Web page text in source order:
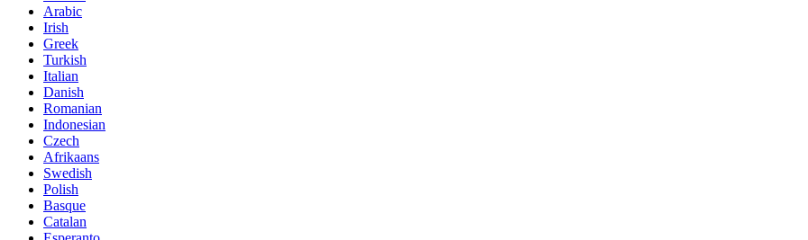
Arabic
Irish
Greek
Turkish
Italian
Danish
Romanian
Indonesian
Czech
Afrikaans
Swedish
Polish
Basque
Catalan